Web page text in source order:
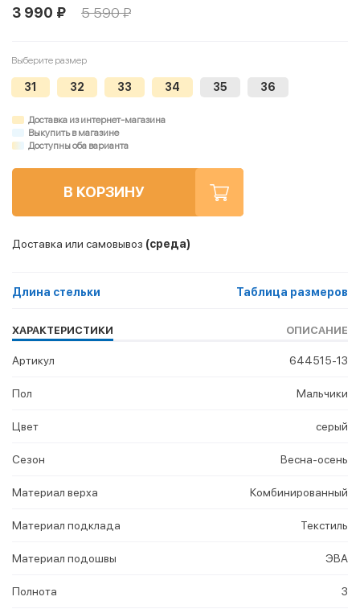
3 990 ₽ 5 590 ₽
Выберите размер
31 32 33 34 35 36
Доставка из интернет-магазина
Выкупить в магазине
Доступны оба варианта
В КОРЗИНУ
Доставка или самовывоз (среда)
Длина стельки Таблица размеров
ХАРАКТЕРИСТИКИ ОПИСАНИЕ
Артикул 644515-13
Пол Мальчики
Цвет серый
Сезон Весна-осень
Материал верха Комбинированный
Материал подклада Текстиль
Материал подошвы ЭВА
Полнота 3